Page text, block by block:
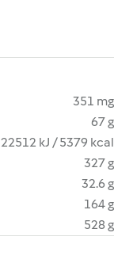
351 mg
67 g
22512 kJ / 5379 kcal
327 g
32.6 g
164 g
528 g